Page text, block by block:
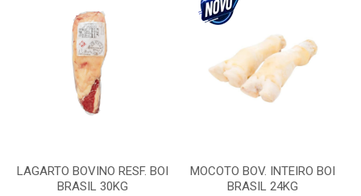
LAGARTO BOVINO RESF. BOI
BRASIL 30KG
MOCOTO BOV. INTEIRO BOI
BRASIL 24KG